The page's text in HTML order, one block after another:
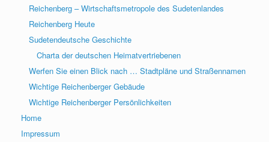
Reichenberg – Wirtschaftsmetropole des Sudetenlandes
Reichenberg Heute
Sudetendeutsche Geschichte
Charta der deutschen Heimatvertriebenen
Werfen Sie einen Blick nach … Stadtpläne und Straßennamen
Wichtige Reichenberger Gebäude
Wichtige Reichenberger Persönlichkeiten
Home
Impressum